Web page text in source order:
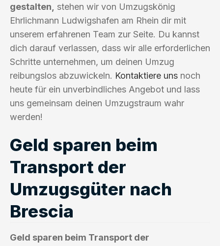
gestalten,
stehen wir von Umzugskönig
Ehrlichmann Ludwigshafen am Rhein dir mit
unserem erfahrenen Team zur Seite. Du kannst
dich darauf verlassen, dass wir alle erforderlichen
Schritte unternehmen, um deinen Umzug
reibungslos abzuwickeln. Kontaktiere uns noch
heute für ein unverbindliches Angebot und lass
uns gemeinsam deinen Umzugstraum wahr
werden!
Geld sparen beim
Transport der
Umzugsgüter nach
Brescia
Geld sparen beim Transport der